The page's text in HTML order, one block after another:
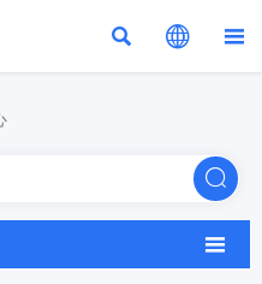
  

